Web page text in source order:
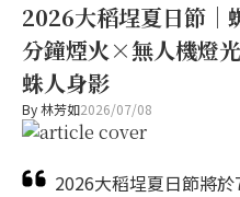
2026大稻埕夏日節｜
分鐘煙火×無人機燈
蛛人身影
By林芳如2026/07/08
2026大稻埕夏日節將